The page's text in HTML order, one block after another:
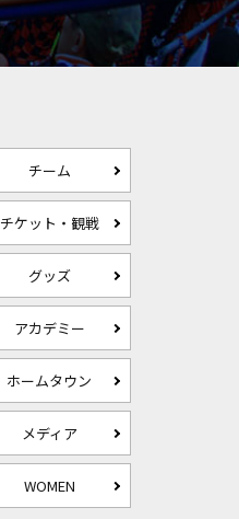
チーム
チケット・観戦
グッズ
アカデミー
ホームタウン
メディア
WOMEN